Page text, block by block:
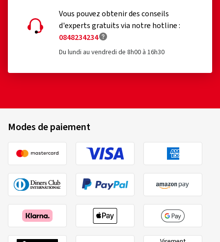
Achat vérifié
29/05/2026
Moritz M., Allemagne
Dimension:
110/70 R17 54H
Type de route utilisé:
Mixte
Ø Kilométrage annuel moyen:4000 km
Vous pouvez obtenir des conseils
d'experts gratuits via notre hotline :
0848234234
Du lundi au vendredi de 8h00 à 16h30
Modes de paiement